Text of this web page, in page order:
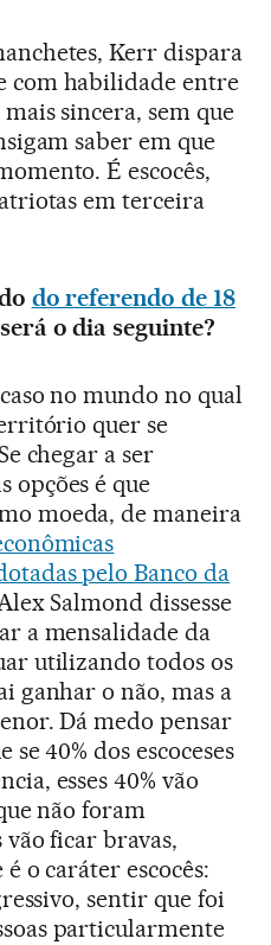
Kerr dispara
com habilidade entre
sincera, sem que
saber em que
É escocês,
em terceira
do referendo de 18
o dia seguinte?
no mundo no qual
quer se
chegar a ser
opções é que
moeda, de maneira
pelo Banco da
Salmond dissesse
a mensalidade da
utilizando todos os
ganhar o não, mas a
Dá medo pensar
40% dos escoceses
esses 40% vão
não foram
vão ficar bravas,
o caráter escocês:
sentir que foi
particularmente